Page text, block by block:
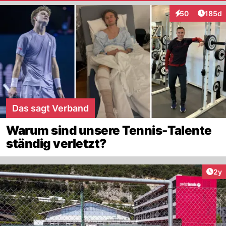
50
Interaktionen
185d
Das sagt Verband
Warum sind unsere Tennis-Talente
ständig verletzt?
2y